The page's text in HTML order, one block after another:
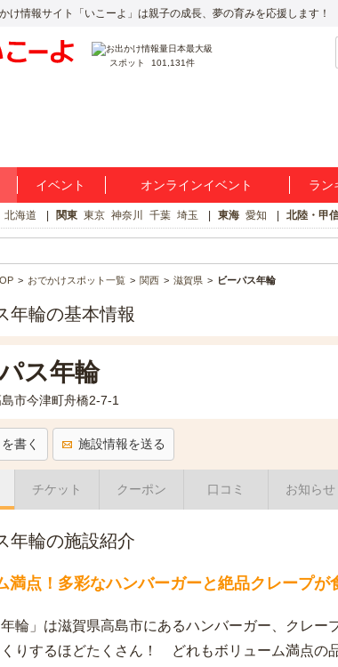
け情報サイト「いこーよ」は親子の成長、夢の育みを応援します！
スポット 101,131件
イベント オンラインイベント ラン
北海道 関東 東京 神奈川 千葉 埼玉 東海 愛知 北陸・甲
おでかけスポット一覧 関西 滋賀県 ビーパス年輪
年輪の基本情報
ス年輪
市今津町舟橋2-7-1
書く 施設情報を送る
チケット クーポン 口コミ お知らせ
年輪の施設紹介
満点！多彩なハンバーガーと絶品クレープが
年輪」は滋賀県高島市にあるハンバーガー、クレー
りするほどたくさん！ どれもボリューム満点の